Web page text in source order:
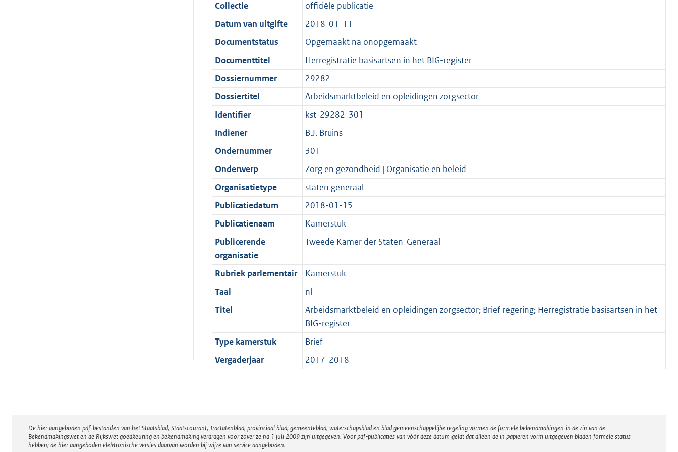
i
e
i
n
f
o
r
m
a
a
t
3
9
K
b
t
i
e
i
n
f
o
r
m
a
a
t
:
8
K
b
a
t
i
e
i
n
f
o
r
m
a
a
t
e
:
6
K
b
c
a
t
i
e
i
n
f
o
r
m
a
a
t
t
e
:
4
K
b
d
s
g
r
o
o
t
t
e
:
K
b
n
d
s
g
r
o
t
t
e
2
K
b
Collectie
officiële publicatie
Datum van uitgifte
2018-01-11
Documentstatus
Opgemaakt na onopgemaakt
Documenttitel
Herregistratie basisartsen in het BIG-register
Dossiernummer
29282
Dossiertitel
Arbeidsmarktbeleid en opleidingen zorgsector
Identifier
kst-29282-301
Indiener
B.J. Bruins
Ondernummer
301
Onderwerp
Zorg en gezondheid | Organisatie en beleid
Organisatietype
staten generaal
Publicatiedatum
2018-01-15
Publicatienaam
Kamerstuk
Publicerende
organisatie
Tweede Kamer der Staten-Generaal
Rubriek parlementair
Kamerstuk
Taal
nl
Titel
Arbeidsmarktbeleid en opleidingen zorgsector; Brief regering; Herregistratie basisartsen in het
BIG-register
Type kamerstuk
Brief
Vergaderjaar
2017-2018
Disclaimer
De hier aangeboden pdf-bestanden van het Staatsblad, Staatscourant, Tractatenblad, provinciaal blad, gemeenteblad, waterschapsblad en blad gemeenschappelijke regeling vormen de formele bekendmakingen in de zin van de
Bekendmakingswet en de Rijkswet goedkeuring en bekendmaking verdragen voor zover ze na 1 juli 2009 zijn uitgegeven. Voor pdf-publicaties van vóór deze datum geldt dat alleen de in papieren vorm uitgegeven bladen formele status
hebben; de hier aangeboden elektronische versies daarvan worden bij wijze van service aangeboden.